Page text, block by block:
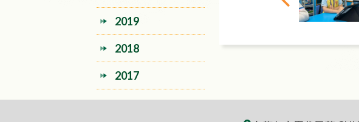
2019
2018
2017